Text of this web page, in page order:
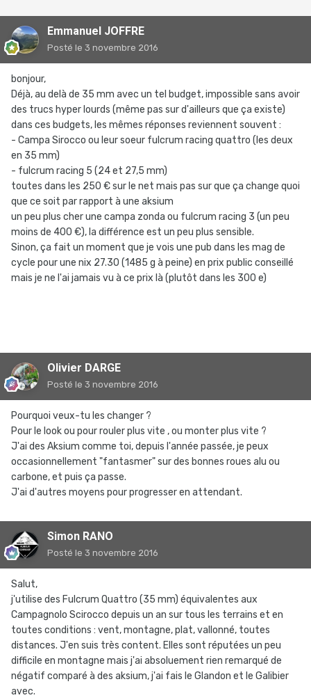
Emmanuel JOFFRE
Posté le 3 novembre 2016
bonjour,
Déjà, au delà de 35 mm avec un tel budget, impossible sans avoir
des trucs hyper lourds (même pas sur d'ailleurs que ça existe)
dans ces budgets, les mêmes réponses reviennent souvent :
- Campa Sirocco ou leur soeur fulcrum racing quattro (les deux
en 35 mm)
- fulcrum racing 5 (24 et 27,5 mm)
toutes dans les 250 € sur le net mais pas sur que ça change quoi
que ce soit par rapport à une aksium
un peu plus cher une campa zonda ou fulcrum racing 3 (un peu
moins de 400 €), la différence est un peu plus sensible.
Sinon, ça fait un moment que je vois une pub dans les mag de
cycle pour une nix 27.30 (1485 g à peine) en prix public conseillé
mais je ne l'ai jamais vu à ce prix là (plutôt dans les 300 e)
Olivier DARGE
Posté le 3 novembre 2016
Pourquoi veux-tu les changer ?
Pour le look ou pour rouler plus vite , ou monter plus vite ?
J'ai des Aksium comme toi, depuis l'année passée, je peux
occasionnellement "fantasmer" sur des bonnes roues alu ou
carbone, et puis ça passe.
J'ai d'autres moyens pour progresser en attendant.
Simon RANO
Posté le 3 novembre 2016
Salut,
j'utilise des Fulcrum Quattro (35 mm) équivalentes aux
Campagnolo Scirocco depuis un an sur tous les terrains et en
toutes conditions : vent, montagne, plat, vallonné, toutes
distances. J'en suis très content. Elles sont réputées un peu
difficile en montagne mais j'ai absoluement rien remarqué de
négatif comparé à des aksium, j'ai fais le Glandon et le Galibier
avec.